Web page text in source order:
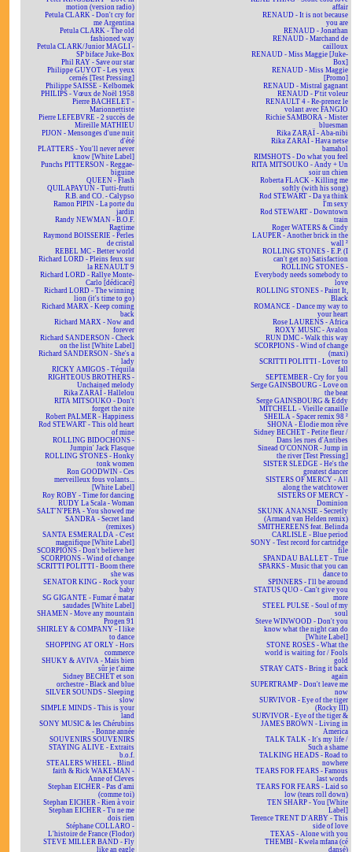
motion (version radio)
Petula CLARK - Don't cry for
me Argentina
Petula CLARK - The old
fashioned way
Petula CLARK/Junior MAGLI -
SP biface Juke-Box
Phil RAY - Save our star
Philippe GUYOT - Les yeux
cernés [Test Pressing]
Philippe SAISSE - Kelbomek
PHILIPS - Vœux de Noël 1958
Pierre BACHELET -
Marionnettiste
Pierre LEFEBVRE - 2 succès de
Mireille MATHIEU
PIJON - Mensonges d'une nuit
d'été
PLATTERS - You'll never never
know [White Label]
Punchs PITTERSON - Reggae-
biguine
QUEEN - Flash
QUILAPAYUN - Tutti-frutti
R.B. and CO. - Calypso
Ramon PIPIN - La porte du
jardin
Randy NEWMAN - B.O.F.
Ragtime
Raymond BOISSERIE - Perles
de cristal
REBEL MC - Better world
Richard LORD - Pleins feux sur
la RENAULT 9
Richard LORD - Rallye Monte-
Carlo [dédicacé]
Richard LORD - The winning
lion (it's time to go)
Richard MARX - Keep coming
back
Richard MARX - Now and
forever
Richard SANDERSON - Check
on the list [White Label]
Richard SANDERSON - She's a
lady
RICKY AMIGOS - Téquila
RIGHTEOUS BROTHERS -
Unchained melody
Rika ZARAÏ - Hallelou
RITA MITSOUKO - Don't
forget the nite
Robert PALMER - Happiness
Rod STEWART - This old heart
of mine
ROLLING BIDOCHONS -
Jumpin' Jack Flasque
ROLLING STONES - Honky
tonk women
Ron GOODWIN - Ces
merveilleux fous volants...
[White Label]
Roy ROBY - Time for dancing
RUDY La Scala - Woman
SALT'N'PEPA - You showed me
SANDRA - Secret land
(remixes)
SANTA ESMERALDA - C'est
magnifique [White Label]
SCORPIONS - Don't believe her
SCORPIONS - Wind of change
SCRITTI POLITTI - Boom there
she was
SENATOR KING - Rock your
baby
SG GIGANTE - Fumar é matar
saudades [White Label]
SHAMEN - Move any mountain
Progen 91
SHIRLEY & COMPANY - I like
to dance
SHOPPING AT ORLY - Hors
commerce
SHUKY & AVIVA - Mais bien
sûr je t'aime
Sidney BECHET et son
orchestre - Black and blue
SILVER SOUNDS - Sleeping
slow
SIMPLE MINDS - This is your
land
SONY MUSIC & les Chérubins
- Bonne année
SOUVENIRS SOUVENIRS
STAYING ALIVE - Extraits
b.o.f.
STEALERS WHEEL - Blind
faith & Rick WAKEMAN -
Anne of Cleves
Stephan EICHER - Pas d'ami
(comme toi)
Stephan EICHER - Rien à voir
Stephan EICHER - Tu ne me
dois rien
Stéphane COLLARO -
L'histoire de France (Flodor)
STEVE MILLER BAND - Fly
like an eagle
affair
RENAUD - It is not because
you are
RENAUD - Jonathan
RENAUD - Marchand de
cailloux
RENAUD - Miss Maggie [Juke-
Box]
RENAUD - Miss Maggie
[Promo]
RENAUD - Mistral gagnant
RENAUD - P'tit voleur
RENAULT 4 - Re-prenez le
volant avec FANGIO
Richie SAMBORA - Mister
bluesman
Rika ZARAÏ - Aba-nibi
Rika ZARAÏ - Hava netse
bamahol
RIMSHOTS - Do what you feel
RITA MITSOUKO - Andy + Un
soir un chien
Roberta FLACK - Killing me
softly (with his song)
Rod STEWART - Da ya think
I'm sexy
Rod STEWART - Downtown
train
Roger WATERS & Cindy
LAUPER - Another brick in the
wall ²
ROLLING STONES - E.P. (I
can't get no) Satisfaction
ROLLING STONES -
Everybody needs somebody to
love
ROLLING STONES - Paint It,
Black
ROMANCE - Dance my way to
your heart
Rose LAURENS - Africa
ROXY MUSIC - Avalon
RUN DMC - Walk this way
SCORPIONS - Wind of change
(maxi)
SCRITTI POLITTI - Lover to
fall
SEPTEMBER - Cry for you
Serge GAINSBOURG - Love on
the beat
Serge GAINSBOURG & Eddy
MITCHELL - Vieille canaille
SHEILA - Spacer remix 98 ²
SHONA - Elodie mon rêve
Sidney BECHET - Petite fleur /
Dans les rues d'Antibes
Sinead O'CONNOR - Jump in
the river [Test Pressing]
SISTER SLEDGE - He's the
greatest dancer
SISTERS OF MERCY - All
along the watchtower
SISTERS OF MERCY -
Dominion
SKUNK ANANSIE - Secretly
(Armand van Helden remix)
SMITHEREENS feat. Belinda
CARLISLE - Blue period
SONY - Test record for cartridge
file
SPANDAU BALLET - True
SPARKS - Music that you can
dance to
SPINNERS - I'll be around
STATUS QUO - Can't give you
more
STEEL PULSE - Soul of my
soul
Steve WINWOOD - Don't you
know what the night can do
[White Label]
STONE ROSES - What the
world is waiting for / Fools
gold
STRAY CATS - Bring it back
again
SUPERTRAMP - Don't leave me
now
SURVIVOR - Eye of the tiger
(Rocky III)
SURVIVOR - Eye of the tiger &
JAMES BROWN - Living in
America
TALK TALK - It's my life /
Such a shame
TALKING HEADS - Road to
nowhere
TEARS FOR FEARS - Famous
last words
TEARS FOR FEARS - Laid so
low (tears roll down)
TEN SHARP - You [White
Label]
Terence TRENT D'ARBY - This
side of love
TEXAS - Alone with you
THEMBI - Kwela mfana (cé
dansé)